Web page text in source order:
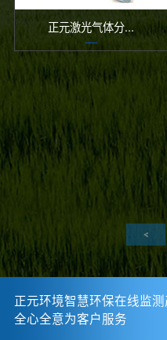
正元激光气体分...
正元环境智慧环保在线监
全心全意为客户服务